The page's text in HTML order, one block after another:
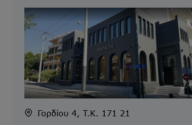
Γορδίου 4, T.K. 171 21